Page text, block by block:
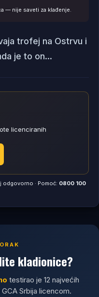
— nije saveti za klađenje.
trofej na Ostrvu i
je to on...
licenciranih
odgovorno · Pomoć: 0800 100
kladionice?
testirao je 12 najvećih
Srbija licencom.